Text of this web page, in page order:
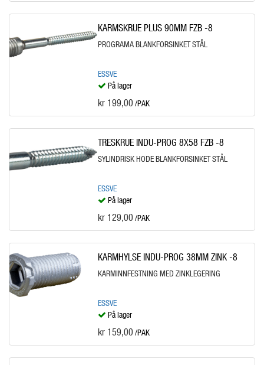
KARMSKRUE PLUS 90MM FZB -8
PROGRAMA BLANKFORSINKET STÅL
ESSVE
På lager
kr 199,00 /PAK
TRESKRUE INDU-PROG 8X58 FZB -8
SYLINDRISK HODE BLANKFORSINKET STÅL
ESSVE
På lager
kr 129,00 /PAK
KARMHYLSE INDU-PROG 38MM ZINK -8
KARMINNFESTNING MED ZINKLEGERING
ESSVE
På lager
kr 159,00 /PAK